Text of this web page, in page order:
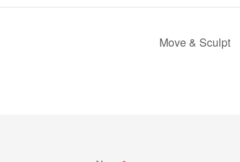
Move & Sculpt